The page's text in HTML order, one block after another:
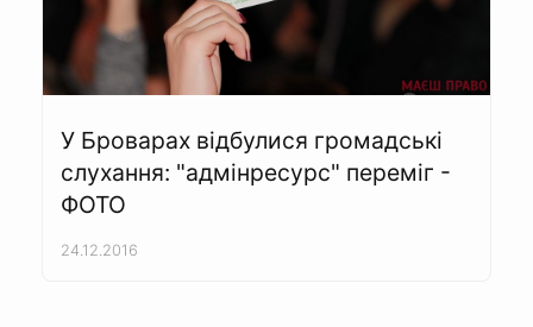
У Броварах відбулися громадські
слухання: "адмінресурс" переміг -
ФОТО
24.12.2016